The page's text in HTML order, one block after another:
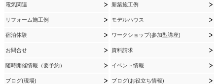
電気関連 新築施工例
リフォーム施工例 モデルハウス
宿泊体験 ワークショップ(参加型講座)
お問合せ 資料請求
随時開催情報（要予約） イベント情報
ブログ(現場) ブログ(お役立ち情報)